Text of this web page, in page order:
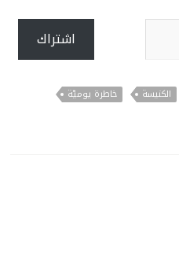
اشتراك
الكنيسة
خاطرة يوميّة